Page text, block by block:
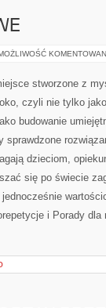
stworzone z
czyli nie tylko
budowanie
sprawdzone
dzieciom,
się po świecie
i Porady dla